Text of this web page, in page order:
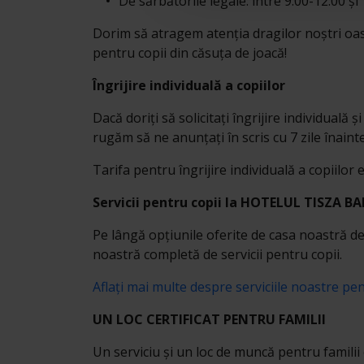
Dorim să atragem atenția dragilor noștri
pentru copii din căsuța de joacă!
Îngrijire individuală a copiilor
Dacă doriți să solicitați îngrijire individuală
rugăm să ne anunțați în scris cu 7 zile
Tarifa pentru îngrijire individuală a copiilor
Servicii pentru copii la HOTELUL TISZA
Pe lângă opțiunile oferite de casa noastră
noastră completă de servicii pentru copii.
Aflați mai multe despre serviciile noastre
UN LOC CERTIFICAT PENTRU FAMILII
Un serviciu și un loc de muncă pentru